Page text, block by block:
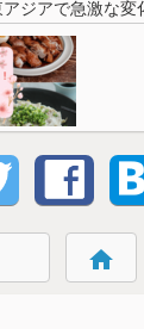
ジアで急激な
home